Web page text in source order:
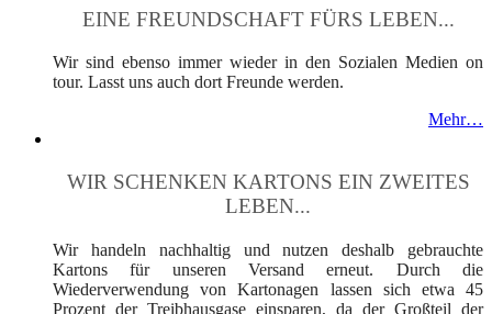
EINE FREUNDSCHAFT FÜRS LEBEN...
Wir sind ebenso immer wieder in den Sozialen Medien on
tour. Lasst uns auch dort Freunde werden.
Mehr…
WIR SCHENKEN KARTONS EIN ZWEITES
LEBEN...
Wir handeln nachhaltig und nutzen deshalb gebrauchte
Kartons für unseren Versand erneut. Durch die
Wiederverwendung von Kartonagen lassen sich etwa 45
Prozent der Treibhausgase einsparen, da der Großteil der